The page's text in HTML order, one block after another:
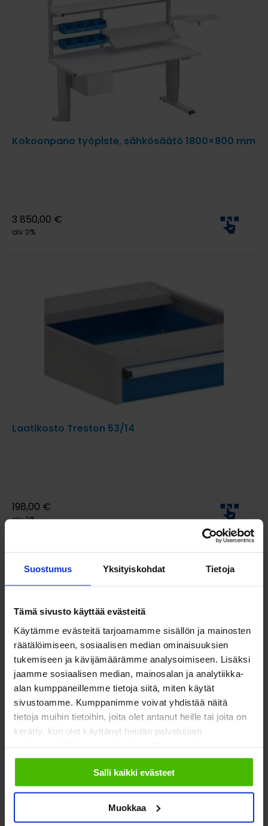
Suostumus Yksityiskohdat Tietoja
Tämä sivusto käyttää evästeitä
Käytämme evästeitä tarjoamamme sisällön ja mainosten
räätälöimiseen, sosiaalisen median ominaisuuksien
tukemiseen ja kävijämäärämme analysoimiseen. Lisäksi
jaamme sosiaalisen median, mainosalan ja analytiikka-
alan kumppaneillemme tietoja siitä, miten käytät
sivustoamme. Kumppanimme voivat yhdistää näitä
tietoja muihin tietoihin, joita olet antanut heille tai joita on
kerätty, kun olet käyttänyt heidän palvelujaan.
sallimiisi evästeisiin.
Salli kaikki evästeet
Muokkaa
Kokoonpano työpiste, sähkösäätö 1800×800 mm
3 850,00 €
alv 0%
Laatikosto Treston 53/14
198,00 €
alv 0%
Laatikosto Treston 53/14
198,00€